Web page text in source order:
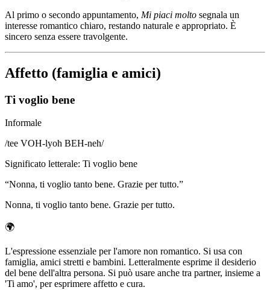
Al primo o secondo appuntamento, Mi piaci molto segnala un
interesse romantico chiaro, restando naturale e appropriato. È
sincero senza essere travolgente.
Affetto (famiglia e amici)
Ti voglio bene
Informale
/tee VOH-lyoh BEH-neh/
Significato letterale: Ti voglio bene
“Nonna, ti voglio tanto bene. Grazie per tutto.”
Nonna, ti voglio tanto bene. Grazie per tutto.
🌍
L'espressione essenziale per l'amore non romantico. Si usa con
famiglia, amici stretti e bambini. Letteralmente esprime il desiderio
del bene dell'altra persona. Si può usare anche tra partner, insieme a
'Ti amo', per esprimere affetto e cura.